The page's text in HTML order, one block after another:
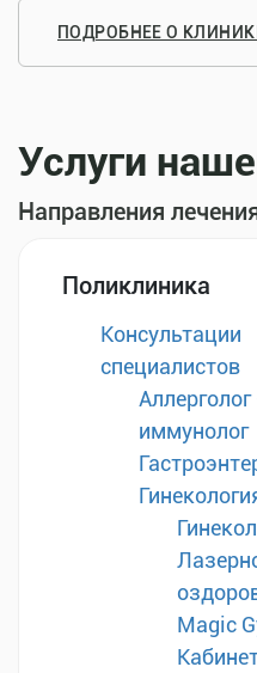
ПОДРОБНЕЕ О
Услуги
Направления
Поликлиника
Консультации
специалистов
Аллерголог
иммунолог
Magic